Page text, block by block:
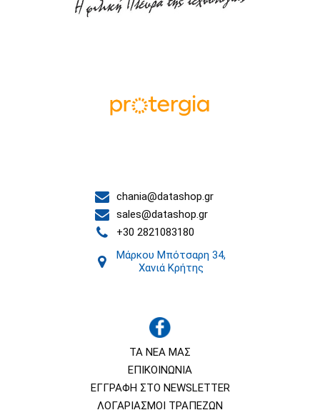
chania@datashop.gr
sales@datashop.gr
+30 2821083180
Μάρκου Μπότσαρη 34,
Χανιά Κρήτης
ΤΑ ΝΕΑ ΜΑΣ
ΕΠΙΚΟΙΝΩΝΙΑ
ΕΓΓΡΑΦΗ ΣΤΟ NEWSLETTER
ΛΟΓΑΡΙΑΣΜΟΙ ΤΡΑΠΕΖΩΝ